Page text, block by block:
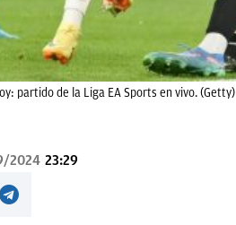
partido de la Liga EA Sports en vivo. (Getty)
2024 23:29